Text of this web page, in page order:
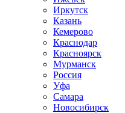
Иркутск
Казань
Кемерово
Краснодар
Красноярск
Мурманск
Россия
Уфа
Самара
Новосибирск